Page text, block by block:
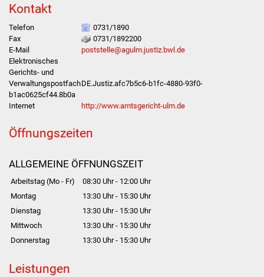
Kindergärten
Fachteam Jugend
Kontakt
Telefon
0731/1890
Fax
0731/1892200
E-Mail
poststelle@agulm.justiz.bwl.de
Elektronisches
Gerichts- und
VerwaltungspostfachDE.Justiz.afc7b5c6-b1fc-4880-93f0-
b1ac0625cf44.8b0a
Internet
http://www.amtsgericht-ulm.de
Öffnungszeiten
ALLGEMEINE ÖFFNUNGSZEIT
Arbeitstag (Mo - Fr) 08:30 Uhr- 12:00 Uhr
Montag
13:30 Uhr- 15:30 Uhr
Dienstag
13:30 Uhr- 15:30 Uhr
Mittwoch
13:30 Uhr- 15:30 Uhr
Donnerstag
13:30 Uhr- 15:30 Uhr
Leistungen